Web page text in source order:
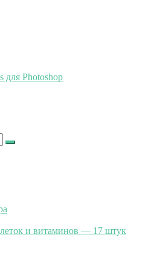
для Photoshop
Найти
и витаминов — 17 штук